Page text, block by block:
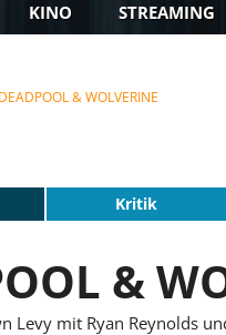
KINO STREAMING
DEADPOOL & WOLVERINE
Kritik
&
Levy mit Ryan Reynolds